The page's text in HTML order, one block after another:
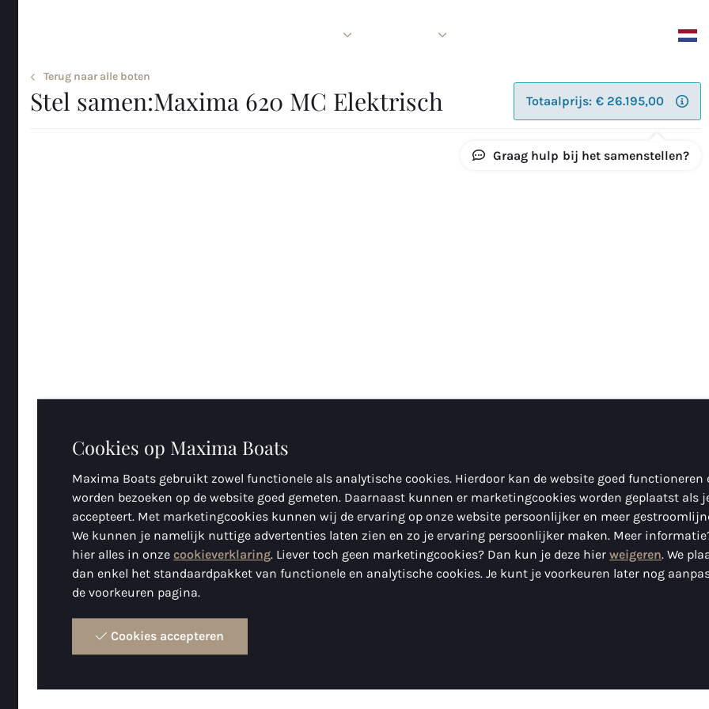
Terug naar alle boten
Stel samen:Maxima 620 MC Elektrisch Totaalprijs: € 26.195,00
Graag hulp bij het samenstellen?
Let op: deze afbeelding dient enkel als impressie. Uw werkelijke boot kan mogelijk
afwijken.
Cookies op Maxima Boats
Maxima Boats gebruikt zowel functionele als analytische cookies. Hierdoor kan de website goed functioneren
worden bezoeken op de website goed gemeten. Daarnaast kunnen er marketingcookies worden geplaatst als
accepteert. Met marketingcookies kunnen wij de ervaring op onze website persoonlijker en meer
We kunnen je namelijk nuttige advertenties laten zien en zo je ervaring persoonlijker maken. Meer
hier alles in onzecookieverklaring. Liever toch geen marketingcookies? Dan kun je deze hierweigeren. We
dan enkel het standaardpakket van functionele en analytische cookies. Je kunt je voorkeuren later nog
de voorkeuren pagina.
Cookies accepteren